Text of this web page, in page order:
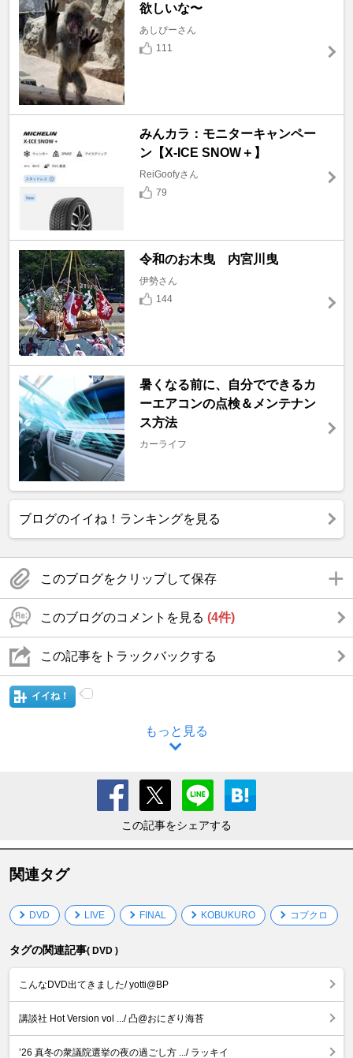
欲しいな〜
あしぴーさん
111
みんカラ：モニターキャンペー
ン【X-ICE SNOW＋】
ReiGoofyさん
79
令和のお木曳 内宮川曳
伊勢さん
144
暑くなる前に、自分でできるカ
ーエアコンの点検＆メンテナン
ス方法
カーライフ
ブログのイイね！ランキングを見る
このブログをクリップして保存
このブログのコメントを見る (4件)
この記事をトラックバックする
イイね！
もっと見る
この記事をシェアする
関連タグ
DVD LIVE FINAL KOBUKURO コブクロ
タグの関連記事( DVD )
こんなDVD出てきました/ yotti@BP
講談社 Hot Version vol .../ 凸@おにぎり海苔
’26 真冬の衆議院選挙の夜の過ごし方 .../ ラッキイ